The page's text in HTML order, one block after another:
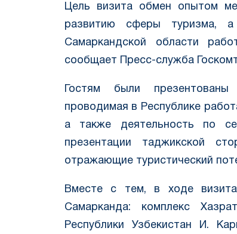
Цель визита обмен опытом
развитию сферы туризма,
Самаркандской области
сообщает Пресс-служба
Гостям были презентованы
проводимая в Республике
а также деятельность по
презентации таджикской
отражающие туристический
Вместе с тем, в ходе визита
Самарканда: комплекс
Республики Узбекистан И.